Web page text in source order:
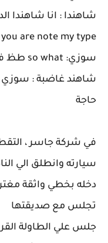
شاهندا : انا شاهندا
you are note my type
سوزي: so what طظ فيه يا شاهندا ايه بقي الي معصبك
حاجة
في شركة جاسر ،
سيارته وانطلق الي
دخله بخطي واثقة
تجلس مع صديقتها
جلس علي الطاولة